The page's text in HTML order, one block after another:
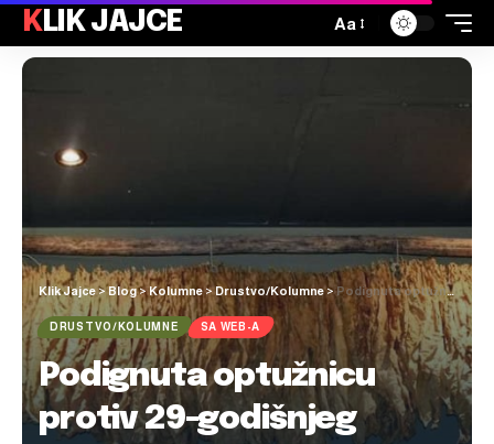
KLIK JAJCE Aa
Klik Jajce>Blog>Kolumne>Drustvo/Kolumne> Podignuta optužnicu protiv 29-godišnjeg Ljubušaka zbog “šverca duhana”
DRUSTVO/KOLUMNE SA WEB-A
Podignuta optužnicu
protiv 29-godišnjeg